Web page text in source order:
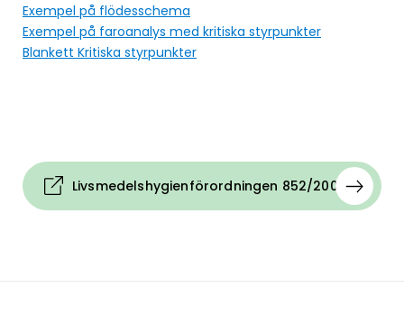
Exempel på flödesschema
Exempel på faroanalys med kritiska styrpunkter
Blankett Kritiska styrpunkter
Livsmedelshygienförordningen 852/2004 EG